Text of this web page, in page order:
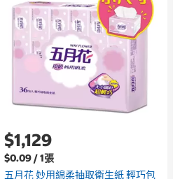
$1,129
$0.09 / 1張
五月花 妙用綿柔抽取衛生紙 輕巧包